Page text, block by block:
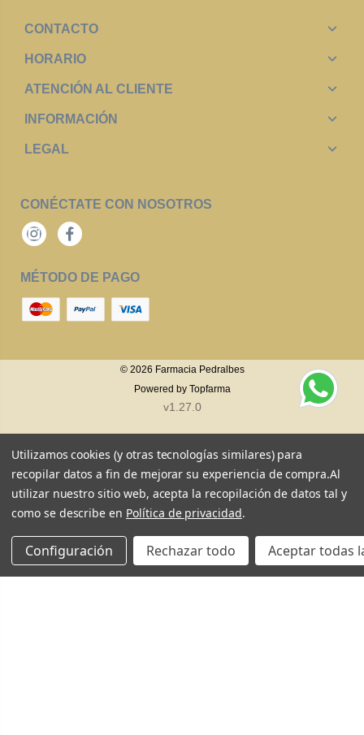
CONTACTO
HORARIO
ATENCIÓN AL CLIENTE
INFORMACIÓN
LEGAL
CONÉCTATE CON NOSOTROS
InstagramFacebook
MÉTODO DE PAGO
© 2026 Farmacia Pedralbes
Powered by Topfarma
v1.27.0
Utilizamos cookies (y otras tecnologías similares) para
recopilar datos a fin de mejorar su experiencia de compra.Al
utilizar nuestro sitio web, acepta la recopilación de datos tal y
como se describe en Política de privacidad.
Configuración Rechazar todo Aceptar todas